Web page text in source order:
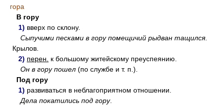
гора
В гору
1) вверх по склону.
Сыпучими песками в гору помещичий рыдван тащился.
Крылов.
2) перен.
к большому житейскому преуспеянию.
Он в гору пошел (по службе и т. п.).
Под гору
1) развиваться в неблагоприятном отношении.
Дела покатились под гору.